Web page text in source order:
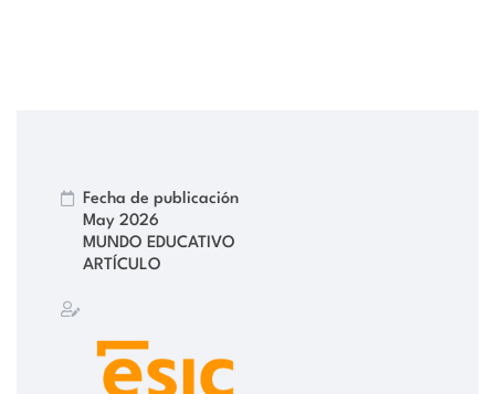
Fecha de publicación
May 2026
MUNDO EDUCATIVO
ARTÍCULO